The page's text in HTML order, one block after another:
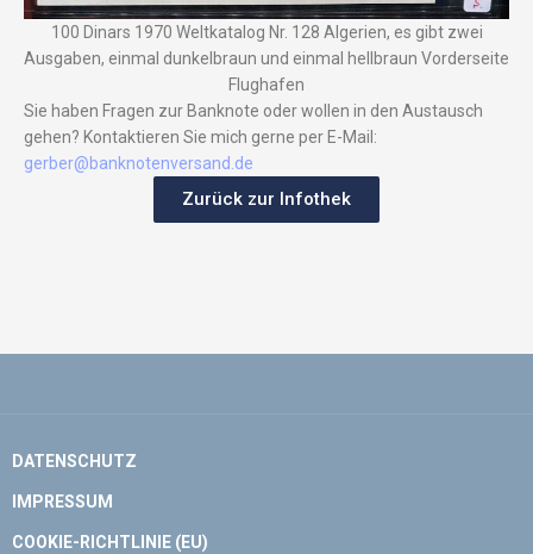
100 Dinars 1970 Weltkatalog Nr. 128 Algerien, es gibt zwei
Ausgaben, einmal dunkelbraun und einmal hellbraun Vorderseite
Flughafen
Sie haben Fragen zur Banknote oder wollen in den Austausch
gehen? Kontaktieren Sie mich gerne per E-Mail:
gerber@banknotenversand.de
Zurück zur Infothek
DATENSCHUTZ
IMPRESSUM
COOKIE-RICHTLINIE (EU)